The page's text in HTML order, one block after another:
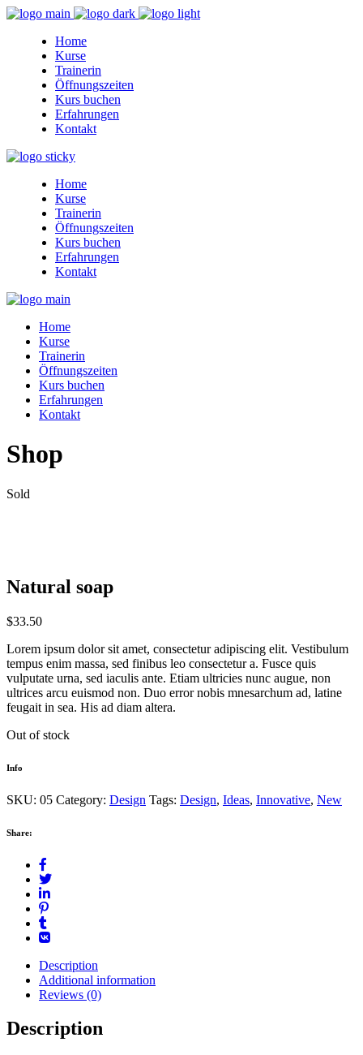
Home
Kurse
Trainerin
Öffnungszeiten
Kurs buchen
Erfahrungen
Kontakt
Home
Kurse
Trainerin
Öffnungszeiten
Kurs buchen
Erfahrungen
Kontakt
Home
Kurse
Trainerin
Öffnungszeiten
Kurs buchen
Erfahrungen
Kontakt
Shop
Sold
Natural soap
$33.50
Lorem ipsum dolor sit amet, consectetur adipiscing elit. Vestibulum
tempus enim massa, sed finibus leo consectetur a. Fusce quis
vulputate urna, sed iaculis ante. Etiam ultricies nunc augue, non
ultrices arcu euismod non. Duo error nobis mnesarchum ad, latine
feugait in sea. His ad diam altera.
Out of stock
Info
SKU: 05 Category: Design Tags: Design, Ideas, Innovative, New
Share:
Description
Additional information
Reviews (0)
Description